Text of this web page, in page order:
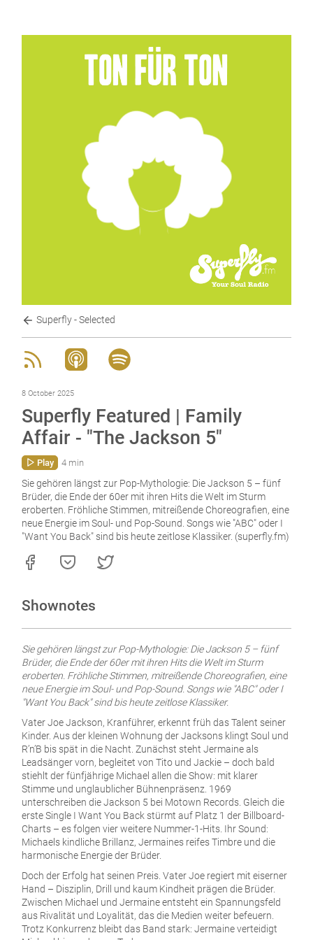
Superfly - Selected
8 October 2025
Superfly Featured | Family
Affair - "The Jackson 5"
Play 4 min
Sie gehören längst zur Pop-Mythologie: Die Jackson 5 – fünf
Brüder, die Ende der 60er mit ihren Hits die Welt im Sturm
eroberten. Fröhliche Stimmen, mitreißende Choreografien, eine
neue Energie im Soul- und Pop-Sound. Songs wie "ABC" oder I
"Want You Back" sind bis heute zeitlose Klassiker. (superfly.fm)
Shownotes
Sie gehören längst zur Pop-Mythologie: Die Jackson 5 – fünf
Brüder, die Ende der 60er mit ihren Hits die Welt im Sturm
eroberten. Fröhliche Stimmen, mitreißende Choreografien, eine
neue Energie im Soul- und Pop-Sound. Songs wie "ABC" oder I
"Want You Back" sind bis heute zeitlose Klassiker.
Vater Joe Jackson, Kranführer, erkennt früh das Talent seiner
Kinder. Aus der kleinen Wohnung der Jacksons klingt Soul und
R’n’B bis spät in die Nacht. Zunächst steht Jermaine als
Leadsänger vorn, begleitet von Tito und Jackie – doch bald
stiehlt der fünfjährige Michael allen die Show: mit klarer
Stimme und unglaublicher Bühnenpräsenz. 1969
unterschreiben die Jackson 5 bei Motown Records. Gleich die
erste Single I Want You Back stürmt auf Platz 1 der Billboard-
Charts – es folgen vier weitere Nummer-1-Hits. Ihr Sound:
Michaels kindliche Brillanz, Jermaines reifes Timbre und die
harmonische Energie der Brüder.
Doch der Erfolg hat seinen Preis. Vater Joe regiert mit eiserner
Hand – Disziplin, Drill und kaum Kindheit prägen die Brüder.
Zwischen Michael und Jermaine entsteht ein Spannungsfeld
aus Rivalität und Loyalität, das die Medien weiter befeuern.
Trotz Konkurrenz bleibt das Band stark: Jermaine verteidigt